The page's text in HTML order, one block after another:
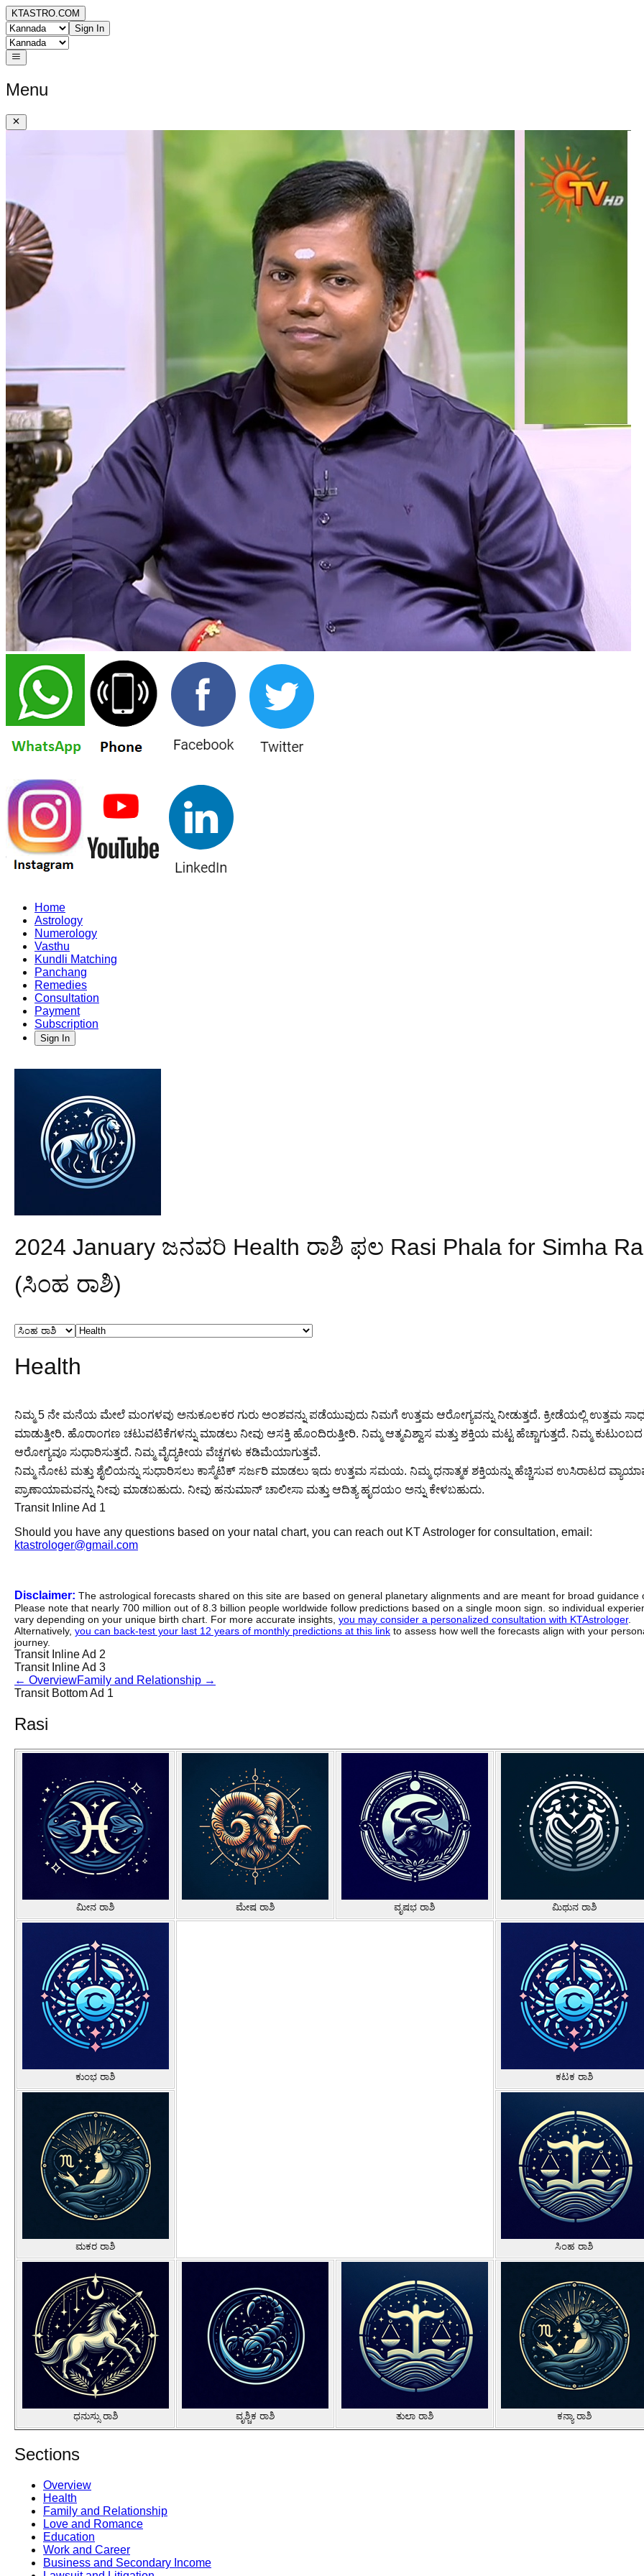
KTASTRO.COM
Sign In
Menu
Home
Astrology
Numerology
Vasthu
Kundli Matching
Panchang
Remedies
Consultation
Payment
Subscription
Sign In
2024 January ಜನವರಿ Health ರಾಶಿ ಫಲ Rasi Phala for Simha
(ಸಿಂಹ ರಾಶಿ)
Health
ನಿಮ್ಮ 5 ನೇ ಮನೆಯ ಮೇಲೆ ಮಂಗಳವು ಅನುಕೂಲಕರ ಗುರು ಅಂಶವನ್ನು ಪಡೆಯುವುದು ನಿಮಗೆ ಉತ್ತಮ ಆರೋಗ್ಯವನ್ನು ನೀಡುತ್ತದೆ. ಕ್ರೀಡೆಯಲ್ಲಿ ಉತ್ತಮ
ಮಾಡುತ್ತೀರಿ. ಹೊರಾಂಗಣ ಚಟುವಟಿಕೆಗಳನ್ನು ಮಾಡಲು ನೀವು ಆಸಕ್ತಿ ಹೊಂದಿರುತ್ತೀರಿ. ನಿಮ್ಮ ಆತ್ಮವಿಶ್ವಾಸ ಮತ್ತು ಶಕ್ತಿಯ ಮಟ್ಟ ಹೆಚ್ಚಾಗುತ್ತದೆ. ನಿಮ್ಮ
ಆರೋಗ್ಯವೂ ಸುಧಾರಿಸುತ್ತದೆ. ನಿಮ್ಮ ವೈದ್ಯಕೀಯ ವೆಚ್ಚಗಳು ಕಡಿಮೆಯಾಗುತ್ತವೆ.
ನಿಮ್ಮ ನೋಟ ಮತ್ತು ಶೈಲಿಯನ್ನು ಸುಧಾರಿಸಲು ಕಾಸ್ಮೆಟಿಕ್ ಸರ್ಜರಿ ಮಾಡಲು ಇದು ಉತ್ತಮ ಸಮಯ. ನಿಮ್ಮ ಧನಾತ್ಮಕ ಶಕ್ತಿಯನ್ನು ಹೆಚ್ಚಿಸುವ ಉಸಿರಾಟದ
ಪ್ರಾಣಾಯಾಮವನ್ನು ನೀವು ಮಾಡಬಹುದು. ನೀವು ಹನುಮಾನ್ ಚಾಲೀಸಾ ಮತ್ತು ಆದಿತ್ಯ ಹೃದಯಂ ಅನ್ನು ಕೇಳಬಹುದು.
Transit Inline Ad 1
Should you have any questions based on your natal chart, you can reach out KT Astrologer for consultation, email:
ktastrologer@gmail.com
Disclaimer: The astrological forecasts shared on this site are based on general planetary alignments and are meant for broad guidance
Please note that nearly 700 million out of 8.3 billion people worldwide follow predictions based on a single moon sign. so individual
vary depending on your unique birth chart. For more accurate insights, you may consider a personalized consultation with KTAstrologer.
Alternatively, you can back-test your last 12 years of monthly predictions at this link to assess how well the forecasts align with your
journey.
Transit Inline Ad 2
Transit Inline Ad 3
← OverviewFamily and Relationship →
Transit Bottom Ad 1
Rasi
ಮೀನ ರಾಶಿ ಮೇಷ ರಾಶಿ ವೃಷಭ ರಾಶಿ ಮಿಥುನ ರಾಶಿ
ಕುಂಭ ರಾಶಿ ಕಟಕ ರಾಶಿ
ಮಕರ ರಾಶಿ ಸಿಂಹ ರಾಶಿ
ಧನುಸ್ಸು ರಾಶಿ ವೃಶ್ಚಿಕ ರಾಶಿ ತುಲಾ ರಾಶಿ ಕನ್ಯಾ ರಾಶಿ
Sections
Overview
Health
Family and Relationship
Love and Romance
Education
Work and Career
Business and Secondary Income